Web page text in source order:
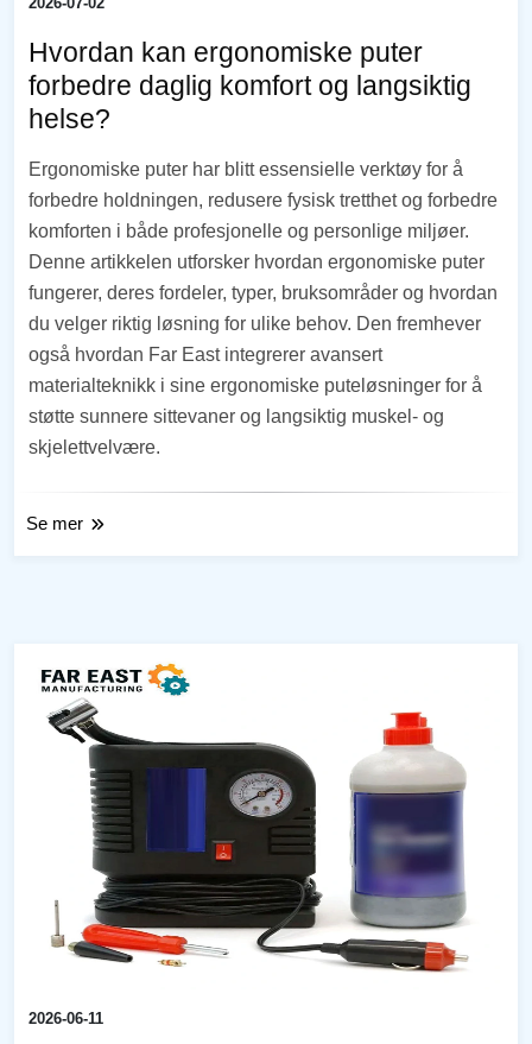
Hvordan kan ergonomiske puter
forbedre daglig komfort og langsiktig
helse?
Ergonomiske puter har blitt essensielle verktøy for å
forbedre holdningen, redusere fysisk tretthet og forbedre
komforten i både profesjonelle og personlige miljøer.
Denne artikkelen utforsker hvordan ergonomiske puter
fungerer, deres fordeler, typer, bruksområder og hvordan
du velger riktig løsning for ulike behov. Den fremhever
også hvordan Far East integrerer avansert
materialteknikk i sine ergonomiske puteløsninger for å
støtte sunnere sittevaner og langsiktig muskel- og
skjelettvelvære.
Se mer
2026-06-11